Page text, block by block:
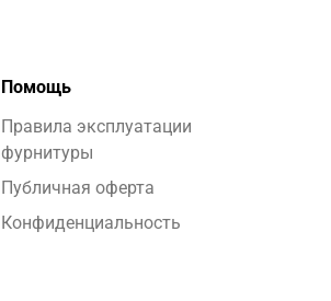
Помощь
Правила эксплуатации
фурнитуры
Публичная оферта
Конфиденциальность